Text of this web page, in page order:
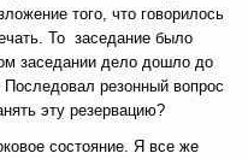
того, что говорилось
То заседание было
заседании дело дошло до
резонный вопрос
эту резервацию?
состояние. Я все же